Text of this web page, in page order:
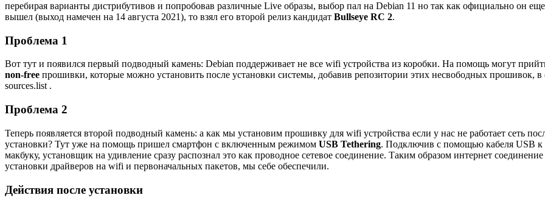
перебирая варианты дистрибутивов и попробовав различные Live образы, выбор пал на Debian 11 но так как официально он
вышел (выход намечен на 14 августа 2021), то взял его второй релиз кандидат Bullseye RC 2.
Проблема 1
Вот тут и появился первый подводный камень: Debian поддерживает не все wifi устройства из коробки. На помощь могут
non-free прошивки, которые можно установить после установки системы, добавив репозитории этих несвободных прошивок, в
sources.list .
Проблема 2
Теперь появляется второй подводный камень: а как мы установим прошивку для wifi устройства если у нас не работает сеть
установки? Тут уже на помощь пришел смартфон с включенным режимом USB Tethering. Подключив с помощью кабеля USB к
макбуку, установщик на удивление сразу распознал это как проводное сетевое соединение. Таким образом интернет соединение
установки драйверов на wifi и первоначальных пакетов, мы себе обеспечили.
Действия после установки